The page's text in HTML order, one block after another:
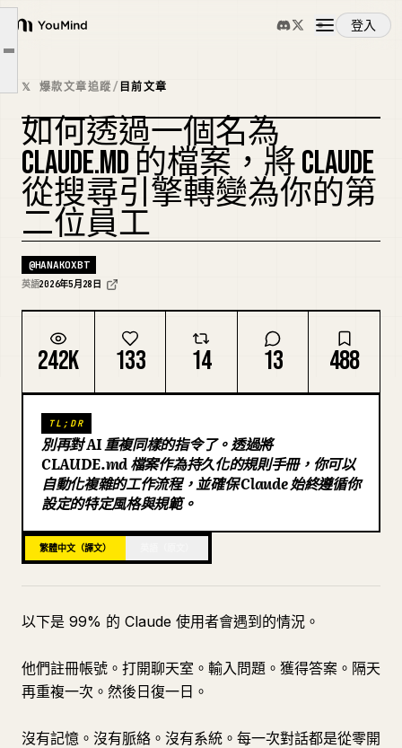
YouMind
登入
概覽
使用案例
技能
提示詞
定價
下載
部落格
更新
為什麼這會改變一切
複利效應
大多數人搞錯的層級
𝕏 爆款文章追蹤/ 目前文章
如何透過一個名為
CLAUDE.MD 的檔案，將 CLAUDE
從搜尋引擎轉變為你的第
二位員工
@HANAKOXBT
英語2026年5月28日
242K 133 14 13 488
TL;DR
別再對 AI 重複同樣的指令了。透過將
CLAUDE.md 檔案作為持久化的規則手冊，你可以
自動化複雜的工作流程，並確保 Claude 始終遵循你
設定的特定風格與規範。
繁體中文（譯文）
以下是 99% 的 Claude 使用者會遇到的情況。
他們註冊帳號。打開聊天室。輸入問題。獲得答案。隔天
再重複一次。然後日復一日。
沒有記憶。沒有脈絡。沒有系統。每一次對話都是從零開